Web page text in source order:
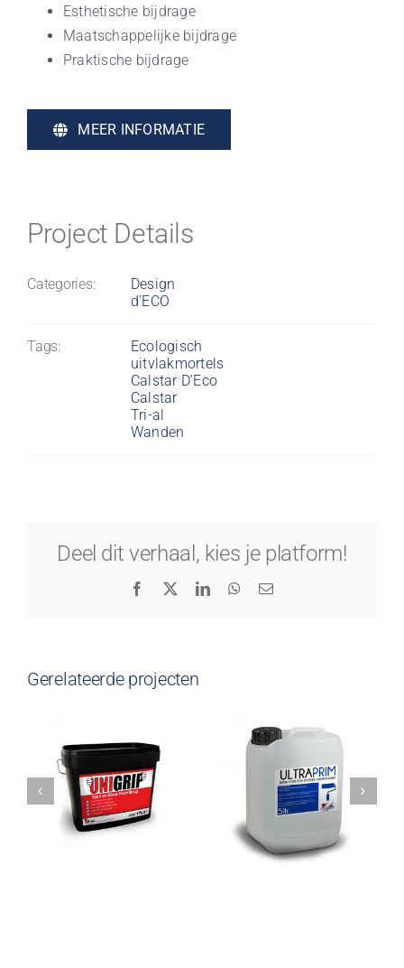
Esthetische bijdrage
Maatschappelijke bijdrage
Praktische bijdrage
MEER INFORMATIE
Project Details
Categories:
Design
d’ECO
Tags:
Ecologisch
uitvlakmortels
Calstar D’Eco
Calstar
Tri-al
Wanden
Deel dit verhaal, kies je platform!
Facebook
X LinkedInWhatsApp
E-
Gerelateerde projecten
Calstar
UltraPrim
Calstar
MultiPrim